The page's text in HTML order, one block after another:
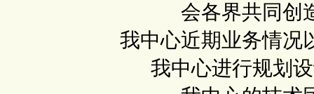
会各界共同创
我中心近期业务情况
我中心进行规划